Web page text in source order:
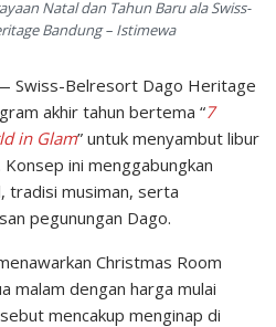
Natal dan Tahun Baru ala Swiss-
Bandung – Istimewa
Swiss-Belresort Dago Heritage
akhir tahun bertema “7
in Glam” untuk menyambut libur
ini menggabungkan
tradisi musiman, serta
pegunungan Dago.
Christmas Room
malam dengan harga mulai
mencakup menginap di